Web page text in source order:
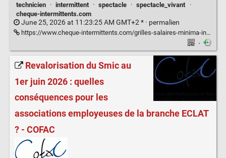
technicien
· intermittent · spectacle · spectacle_vivant
·
cheque-intermittents.com
June 25, 2026 at 11:23:25 AM GMT+2 * · permalien
https://www.cheque-intermittents.com/grilles-salaires-minima-intermittents-2026/
·
Revalorisation du Smic au
1er juin 2026 : quelles
conséquences pour les
associations employeuses de la branche ECLAT
? - COFAC